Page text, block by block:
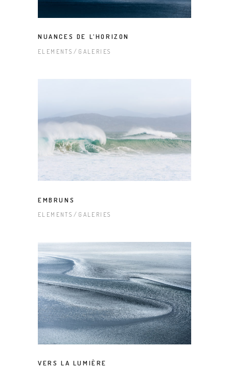
NUANCES DE L’HORIZON
ELEMENTS GALERIES
EMBRUNS
ELEMENTS GALERIES
VERS LA LUMIÈRE